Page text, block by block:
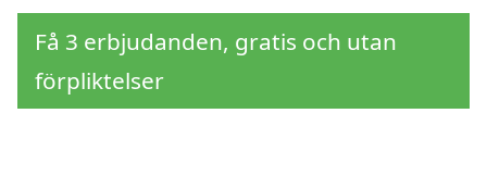
Få 3 erbjudanden, gratis och utan
förpliktelser